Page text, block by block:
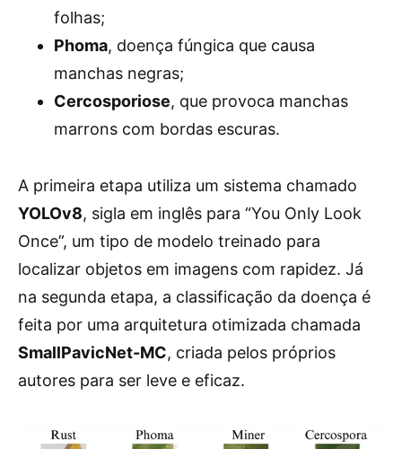
folhas;
Phoma, doença fúngica que causa
manchas negras;
Cercosporiose, que provoca manchas
marrons com bordas escuras.
A primeira etapa utiliza um sistema chamado
YOLOv8, sigla em inglês para “You Only Look
Once”, um tipo de modelo treinado para
localizar objetos em imagens com rapidez. Já
na segunda etapa, a classificação da doença é
feita por uma arquitetura otimizada chamada
SmallPavicNet-MC, criada pelos próprios
autores para ser leve e eficaz.